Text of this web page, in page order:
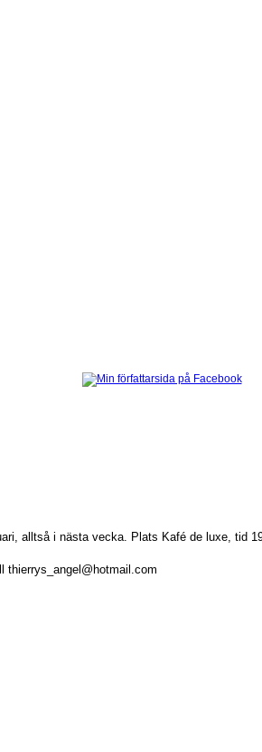
alltså i nästa vecka. Plats Kafé de luxe, tid
thierrys_angel@hotmail.com